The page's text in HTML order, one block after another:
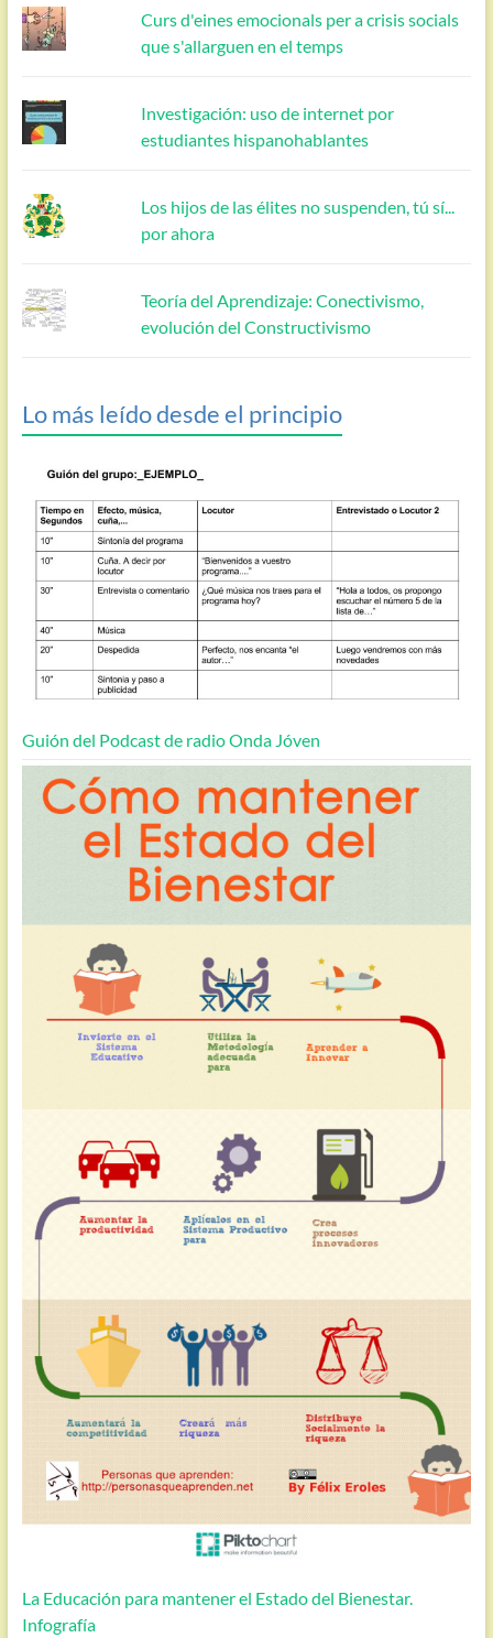
Curs d'eines emocionals per a crisis socials
que s'allarguen en el temps
Investigación: uso de internet por
estudiantes hispanohablantes
Los hijos de las élites no suspenden, tú sí...
por ahora
Teoría del Aprendizaje: Conectivismo,
evolución del Constructivismo
Lo más leído desde el principio
Guión del Podcast de radio Onda Jóven
La Educación para mantener el Estado del Bienestar.
Infografía